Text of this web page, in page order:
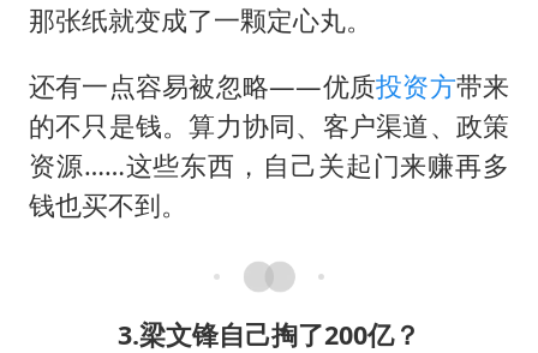
那张纸就变成了一颗定心丸。
还有一点容易被忽略——优质投资方带来
的不只是钱。算力协同、客户渠道、政策
资源……这些东西，自己关起门来赚再多
钱也买不到。
3.梁文锋自己掏了200亿？